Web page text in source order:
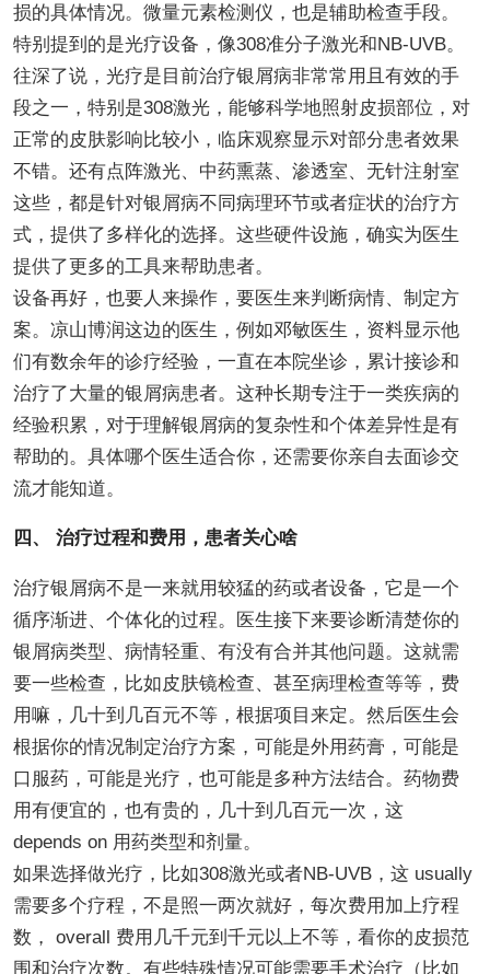
损的具体情况。微量元素检测仪，也是辅助检查手段。
特别提到的是光疗设备，像308准分子激光和NB-UVB。
往深了说，光疗是目前治疗银屑病非常常用且有效的手
段之一，特别是308激光，能够科学地照射皮损部位，对
正常的皮肤影响比较小，临床观察显示对部分患者效果
不错。还有点阵激光、中药熏蒸、渗透室、无针注射室
这些，都是针对银屑病不同病理环节或者症状的治疗方
式，提供了多样化的选择。这些硬件设施，确实为医生
提供了更多的工具来帮助患者。
设备再好，也要人来操作，要医生来判断病情、制定方
案。凉山博润这边的医生，例如邓敏医生，资料显示他
们有数余年的诊疗经验，一直在本院坐诊，累计接诊和
治疗了大量的银屑病患者。这种长期专注于一类疾病的
经验积累，对于理解银屑病的复杂性和个体差异性是有
帮助的。具体哪个医生适合你，还需要你亲自去面诊交
流才能知道。
四、 治疗过程和费用，患者关心啥
治疗银屑病不是一来就用较猛的药或者设备，它是一个
循序渐进、个体化的过程。医生接下来要诊断清楚你的
银屑病类型、病情轻重、有没有合并其他问题。这就需
要一些检查，比如皮肤镜检查、甚至病理检查等等，费
用嘛，几十到几百元不等，根据项目来定。然后医生会
根据你的情况制定治疗方案，可能是外用药膏，可能是
口服药，可能是光疗，也可能是多种方法结合。药物费
用有便宜的，也有贵的，几十到几百元一次，这
depends on 用药类型和剂量。
如果选择做光疗，比如308激光或者NB-UVB，这 usually
需要多个疗程，不是照一两次就好，每次费用加上疗程
数， overall 费用几千元到千元以上不等，看你的皮损范
围和治疗次数。有些特殊情况可能需要手术治疗（比如